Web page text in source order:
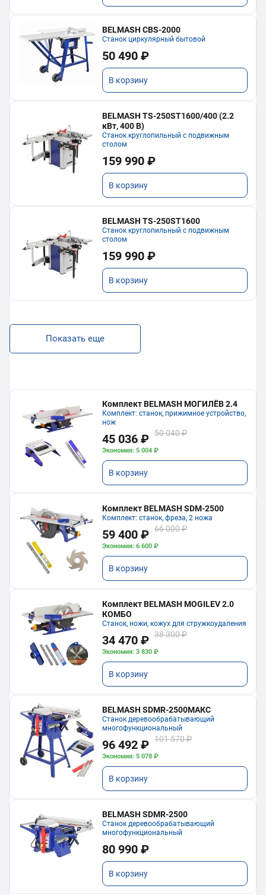
BELMASH CBS-2000
Станок циркулярный бытовой
50 490 ₽
В корзину
BELMASH TS-250ST1600/400 (2.2
кВт, 400 В)
Станок круглопильный с подвижным
столом
159 990 ₽
В корзину
BELMASH TS-250ST1600
Станок круглопильный с подвижным
столом
159 990 ₽
В корзину
Показать еще
Комплект BELMASH МОГИЛЁВ 2.4
Комплект: станок, прижимное устройство,
нож
45 036 ₽ 50 040 ₽
Экономия: 5 004 ₽
В корзину
Комплект BELMASH SDM-2500
Комплект: станок, фреза, 2 ножа
59 400 ₽ 66 000 ₽
Экономия: 6 600 ₽
В корзину
Комплект BELMASH MOGILEV 2.0
КОМБО
Станок, ножи, кожух для стружкоудаления
34 470 ₽ 38 300 ₽
Экономия: 3 830 ₽
В корзину
BELMASH SDMR-2500МАКС
Станок деревообрабатывающий
многофункциональный
96 492 ₽ 101 570 ₽
Экономия: 5 078 ₽
В корзину
BELMASH SDMR-2500
Станок деревообрабатывающий
многофункциональный
80 990 ₽
В корзину